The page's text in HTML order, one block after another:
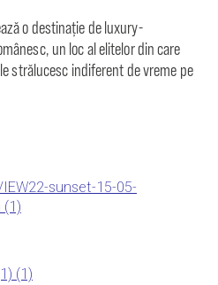
o destinație de luxury-
un loc al elitelor din care
strălucesc indiferent de vreme pe